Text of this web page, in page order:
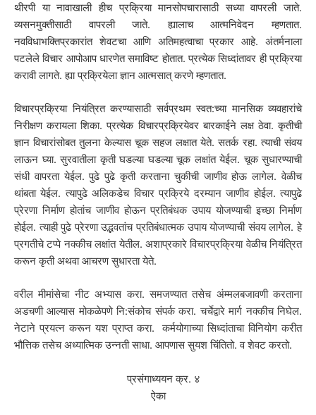
थीरपी या नावाखाली हीच प्रक्रिया मानसोपचारासाठी सध्या वापरली जाते.
व्यसनमुक्तीसाठी वापरली जाते. ह्यालाच आत्मनिवेदन म्हणतात.
नवविधाभक्तिप्रकारांत शेवटचा आणि अतिमहत्वाचा प्रकार आहे. अंतर्मनाला
पटलेले विचार आपोआप धारणेत समाविष्ट होतात. प्रत्येक सिध्दांतावर ही प्रक्रिया
करावी लागते. ह्या प्रक्रियेला ज्ञान आत्मसात् करणे म्हणतात.
विचारप्रक्रिया नियंत्रित करण्यासाठी सर्वप्रथम स्वत:च्या मानसिक व्यवहारांचे
निरीक्षण करायला शिका. प्रत्येक विचारप्रक्रियेवर बारकाईने लक्ष ठेवा. कृतीची
ज्ञान विचारांसोबत तुलना केल्यास चूक सहज लक्षात येते. सतर्क रहा. त्याची संवय
लाऊन घ्या. सुरवातीला कृती घडल्या घडल्या चूक लक्षांत येईल. चूक सुधारण्याची
संधी वापरता येईल. पुढे पुढे कृती करताना चुकीची जाणीव होऊ लागेल. वेळीच
थांबता येईल. त्यापुढे अलिकडेच विचार प्रक्रिये दरम्यान जाणीव होईल. त्यापुढे
प्रेरणा निर्माण होतांच जाणीव होऊन प्रतिबंधक उपाय योजण्याची इच्छा निर्माण
होईल. त्याही पुढे प्रेरणा उद्भवतांच प्रतिबंधात्मक उपाय योजण्याची संवय लागेल. हे
प्रगतीचे टप्पे नक्कीच लक्षांत येतील. अशाप्रकारे विचारप्रक्रिया वेळीच नियंत्रित
करून कृती अथवा आचरण सुधारता येते.
वरील मीमांसेचा नीट अभ्यास करा. समजण्यात तसेच अंम्मलबजावणी करताना
अडचणी आल्यास मोकळेपणे नि:संकोच संपर्क करा. चर्चेद्वारे मार्ग नक्कीच निघेल.
नेटाने प्रयत्न करून यश प्राप्त करा. कर्मयोगाच्या सिध्दांताचा विनियोग करीत
भौत्तिक तसेच अध्यात्मिक उन्नती साधा. आपणास सुयश चिंतितो. व शेवट करतो.
प्रसंगाध्ययन क्र. ४
ऐका